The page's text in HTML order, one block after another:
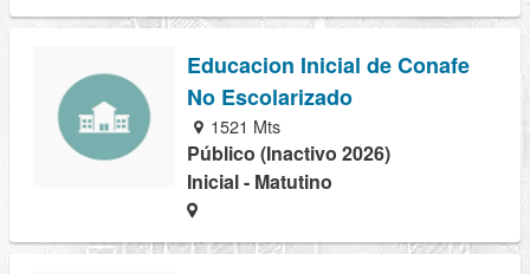
Educacion Inicial de Conafe
No Escolarizado
1521 Mts
Público (Inactivo 2026)
Inicial - Matutino